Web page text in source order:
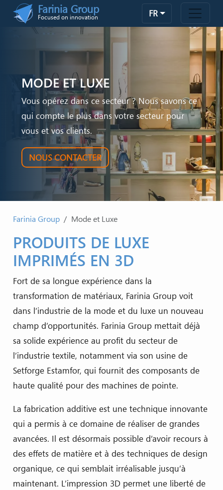
Skip to main content
Farinia Group
Focused on innovation FR
MODE ET LUXE
Vous opérez dans ce secteur ? Nous savons ce
qui compte le plus dans votre secteur pour
vous et vos clients.
NOUS CONTACTER
Farinia Group Mode et Luxe
PRODUITS DE LUXE
IMPRIMÉS EN 3D
Fort de sa longue expérience dans la
transformation de matériaux, Farinia Group voit
dans l’industrie de la mode et du luxe un nouveau
champ d’opportunités. Farinia Group mettait déjà
sa solide expérience au profit du secteur de
l’industrie textile, notamment via son usine de
Setforge Estamfor, qui fournit des composants de
haute qualité pour des machines de pointe.
La fabrication additive est une technique innovante
qui a permis à ce domaine de réaliser de grandes
avancées. Il est désormais possible d’avoir recours à
des effets de matière et à des techniques de design
organique, ce qui semblait irréalisable jusqu’à
maintenant. L’impression 3D permet une liberté de